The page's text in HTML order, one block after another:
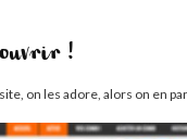
!
on les adore, alors on en